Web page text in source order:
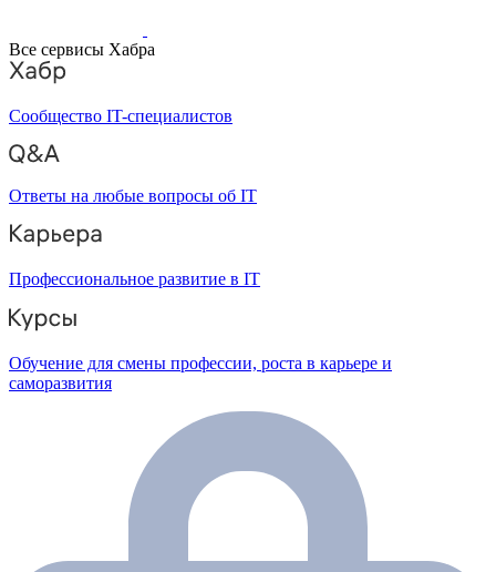
Все сервисы Хабра
Сообщество IT-специалистов
Ответы на любые вопросы об IT
Профессиональное развитие в IT
Обучение для смены профессии, роста в карьере и
саморазвития